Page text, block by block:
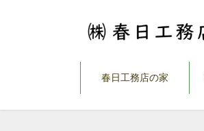
春日工務店の家